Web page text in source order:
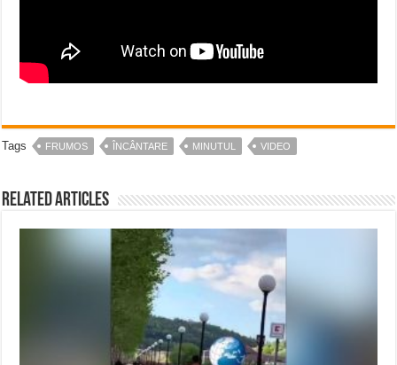
Tags FRUMOS ÎNCÂNTARE MINUTUL VIDEO
Related Articles